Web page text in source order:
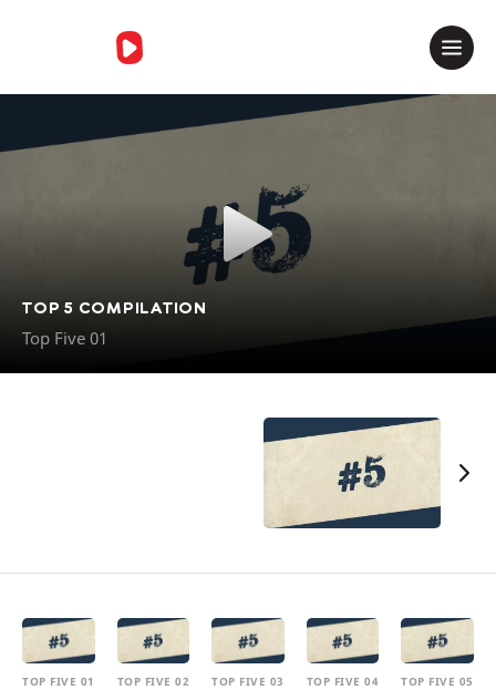
Merci de contacter le support
TOP 5 COMPILATION
Top Five 01
TOP FIVE 01 TOP FIVE 02 TOP FIVE 03 TOP FIVE 04 TOP FIVE 05